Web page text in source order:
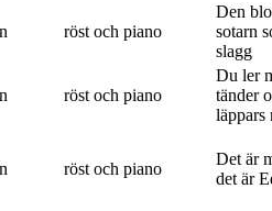
röst och piano
Den
sotarn
slagg
röst och piano
Du ler
tänder
läppars
röst och piano
Det är
det är